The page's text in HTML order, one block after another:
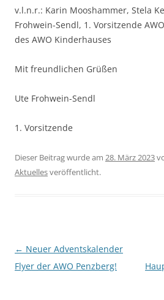
v.l.n.r.: Karin Mooshammer, Stela
Frohwein-Sendl, 1. Vorsitzende
des AWO Kinderhauses
Mit freundlichen Grüßen
Ute Frohwein-Sendl
1. Vorsitzende
Dieser Beitrag wurde am 28. März 2023
Aktuellesveröffentlicht.
Beitragsnavigation
← Neuer Adventskalender
Flyer der AWO Penzberg!